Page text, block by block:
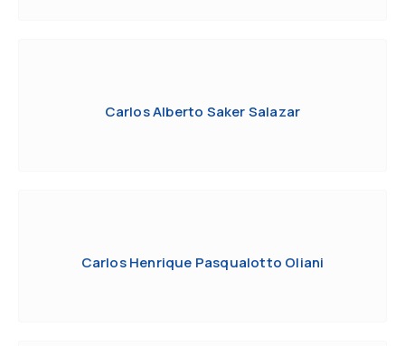
Carlos Alberto Saker Salazar
Carlos Henrique Pasqualotto Oliani